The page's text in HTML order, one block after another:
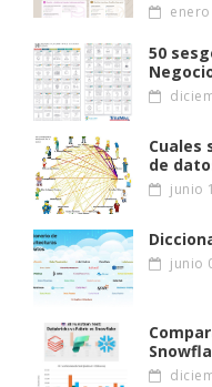
50
Cuales
de
junio
junio